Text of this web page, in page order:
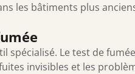
les bâtiments plus
spécialisé. Le test de
invisibles et les